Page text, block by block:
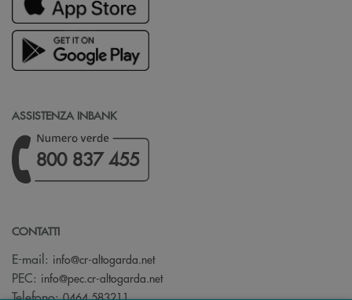
ASSISTENZA INBANK
800 837 455
CONTATTI
E-mail: info@cr-altogarda.net(si apre l’app di posta elettronica)
PEC: info@pec.cr-altogarda.net(si apre l’app di posta elettronica)
Telefono:0464 583211